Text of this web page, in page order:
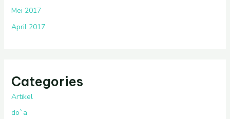
Mei 2017
April 2017
Categories
Artikel
do`a